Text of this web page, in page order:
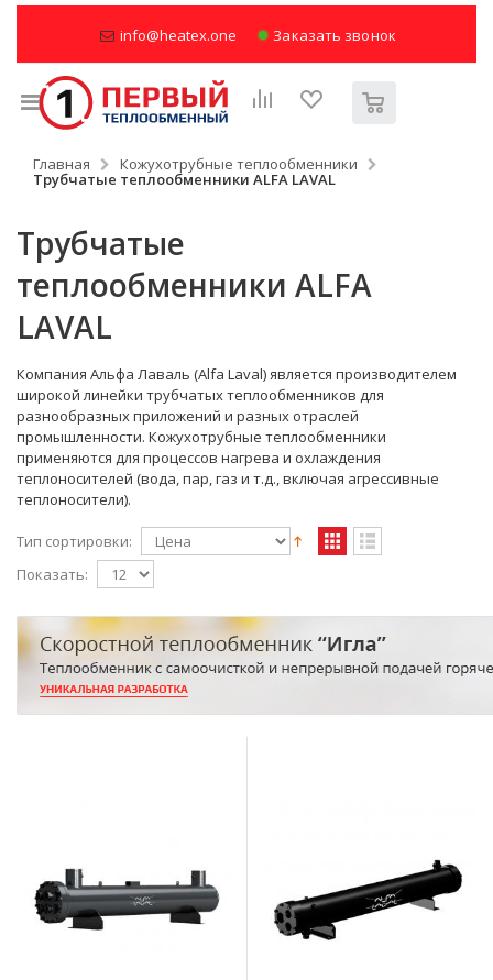
info@heatex.one Заказать звонок
Главная Кожухотрубные теплообменники
Трубчатые теплообменники ALFA LAVAL
Трубчатые
теплообменники ALFA
LAVAL
Компания Альфа Лаваль (Alfa Laval) является производителем
широкой линейки трубчатых теплообменников для
разнообразных приложений и разных отраслей
промышленности. Кожухотрубные теплообменники
применяются для процессов нагрева и охлаждения
теплоносителей (вода, пар, газ и т.д., включая агрессивные
теплоносители).
Тип сортировки:
Показать: